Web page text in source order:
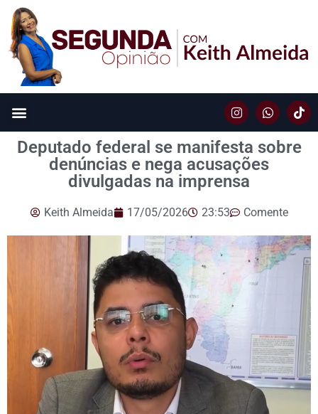
Deputado federal se manifesta sobre
denúncias e nega acusações
divulgadas na imprensa
Keith Almeida 17/05/2026 23:53 Comente